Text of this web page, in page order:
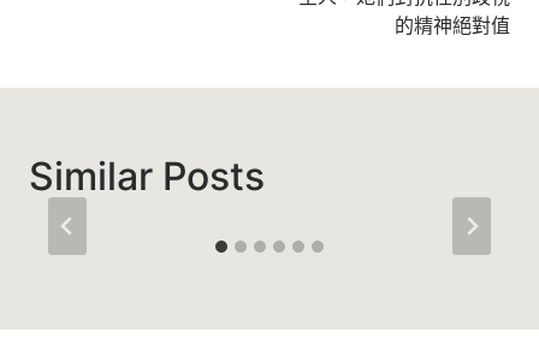
的精神絕對值
Similar Posts